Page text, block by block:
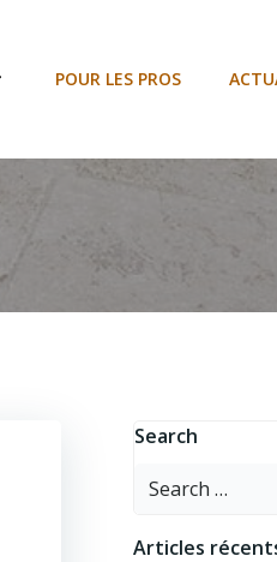
POUR LES PROS
Search
Search
Articles